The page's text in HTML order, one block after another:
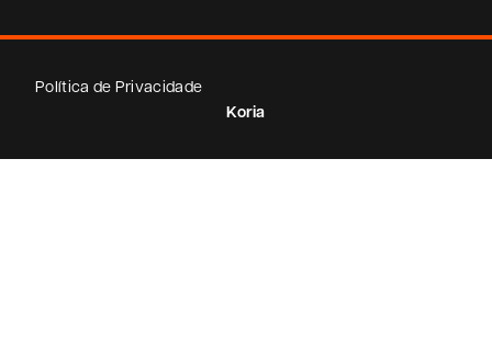
Política de Privacidade
Koria